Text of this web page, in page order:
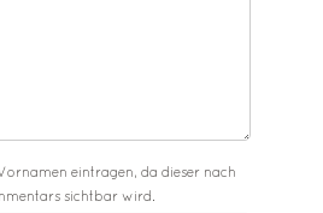
eintragen, da dieser nach
sichtbar wird.